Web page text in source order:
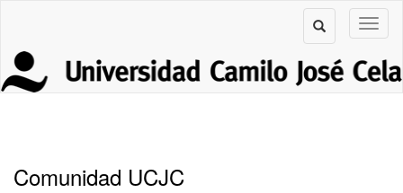
Comunidad UCJC